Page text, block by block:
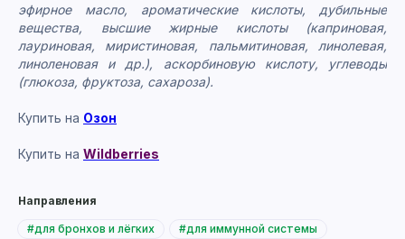
эфирное масло, ароматические кислоты, дубильные
вещества, высшие жирные кислоты (каприновая,
лауриновая, миристиновая, пальмитиновая, линолевая,
линоленовая и др.), аскорбиновую кислоту, углеводы
(глюкоза, фруктоза, сахароза).
Купить на Озон
Купить на Wildberries
Направления
#для бронхов и лёгких #для иммунной системы